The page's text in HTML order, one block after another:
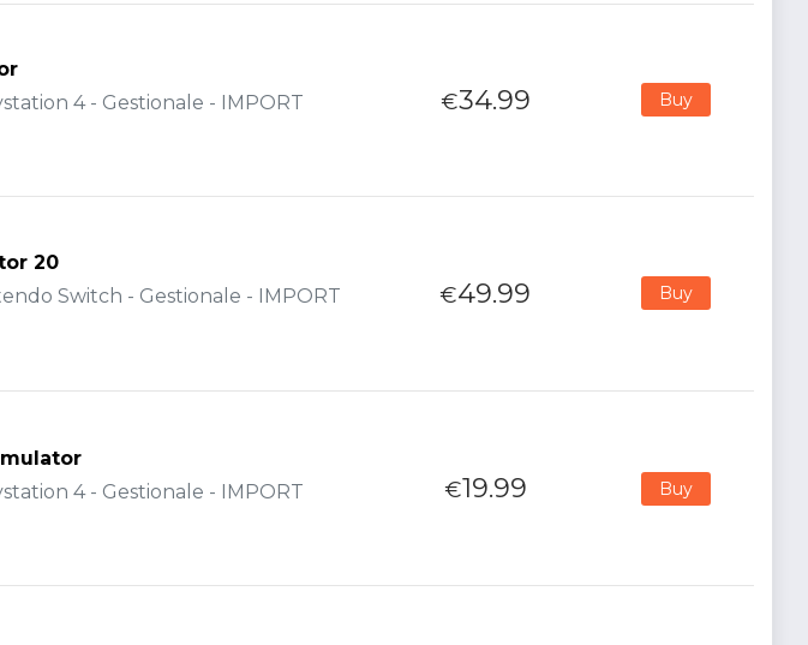
4 - Gestionale - IMPORT
€34.99 Buy
20
Switch - Gestionale - IMPORT
€49.99 Buy
4 - Gestionale - IMPORT
€19.99 Buy